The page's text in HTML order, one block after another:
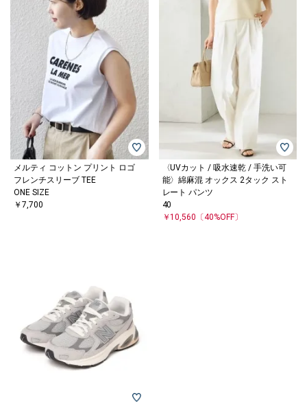
メルティ コットン プリント ロゴ
フレンチスリーブ TEE
ONE SIZE
￥7,700
〈UVカット / 吸水速乾 / 手洗い可
能〉綿麻混 オックス 2タック スト
レート パンツ
40
￥10,560 〔40%OFF〕